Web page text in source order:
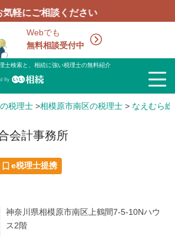
Webでも
無料相談受付中
相談ください
士検索と、相続に強い税理士の無料紹介
税理士>相模原市南区の税理士> なえむら
会計事務所
e税理士提携
神奈川県相模原市南区上鶴間7-5-10Nハウ
ス2階